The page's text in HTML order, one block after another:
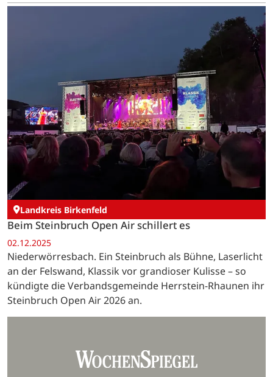
Landkreis Birkenfeld
Beim Steinbruch Open Air schillert es
02.12.2025
Niederwörresbach. Ein Steinbruch als Bühne, Laserlicht
an der Felswand, Klassik vor grandioser Kulisse – so
kündigte die Verbandsgemeinde Herrstein-Rhaunen ihr
Steinbruch Open Air 2026 an.